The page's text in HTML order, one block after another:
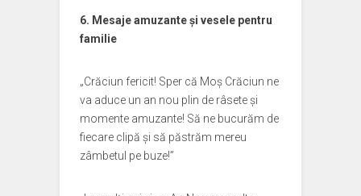
6. Mesaje amuzante și vesele pentru
familie
„Crăciun fericit! Sper că Moș Crăciun ne
va aduce un an nou plin de râsete și
momente amuzante! Să ne bucurăm de
fiecare clipă și să păstrăm mereu
zâmbetul pe buze!”